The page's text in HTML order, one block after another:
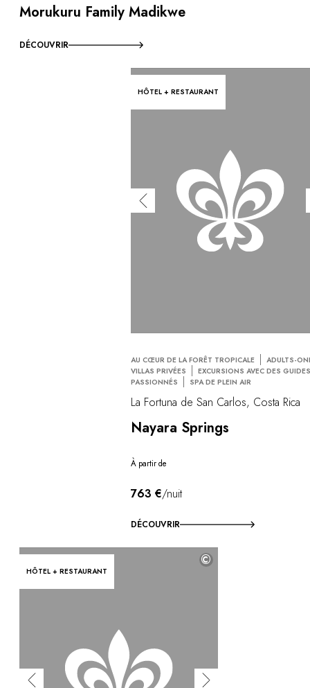
Morukuru Family Madikwe
DÉCOUVRIR
HÔTEL + RESTAURANT
AU CŒUR DE LA FORÊT TROPICALE
ADULTS-
VILLAS PRIVÉES
EXCURSIONS AVEC DES
PASSIONNÉS
SPA DE PLEIN AIR
La Fortuna de San Carlos, Costa Rica
Nayara Springs
À partir de
763 €/nuit
DÉCOUVRIR
HÔTEL + RESTAURANT
©